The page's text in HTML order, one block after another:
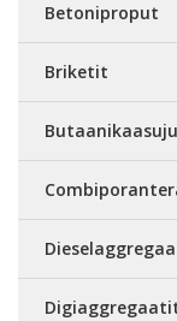
Betoniproput
Briketit